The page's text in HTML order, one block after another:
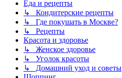
Еда и рецепты
↳ Кондитерские рецепты
↳ Где покушать в Москве?
↳ Рецепты
Красота и здоровье
↳ Женское здоровье
↳ Уголок красоты
↳ Домашний уход и советы